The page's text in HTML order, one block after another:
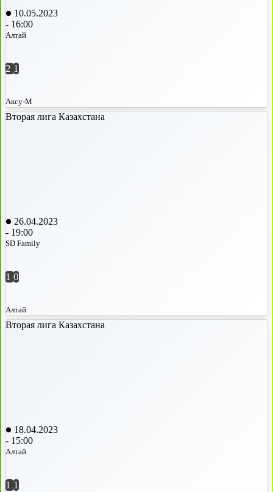
10.05.2023
- 16:00
Алтай
2 1
Аксу-М
Вторая лига Казахстана
26.04.2023
- 19:00
SD Family
1 0
Алтай
Вторая лига Казахстана
18.04.2023
- 15:00
Алтай
1 1